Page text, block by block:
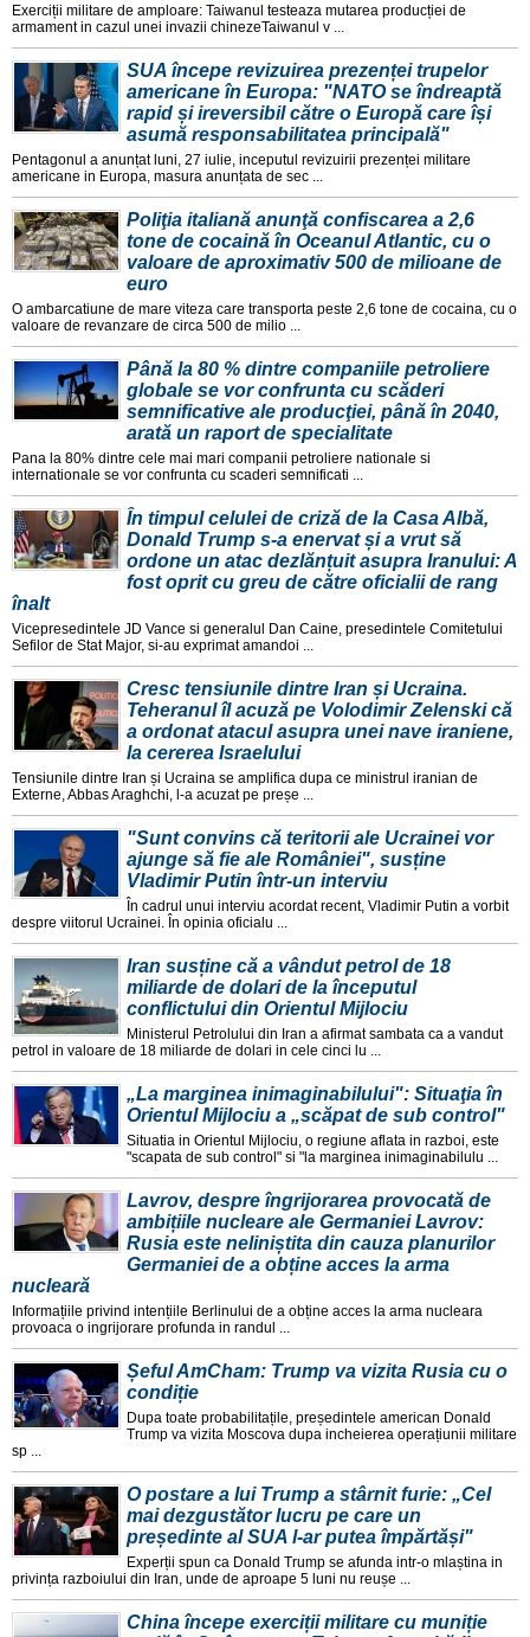
Exerciții militare de amploare: Taiwanul testeaza mutarea producției de
armament in cazul unei invazii chinezeTaiwanul v ...
SUA începe revizuirea prezenței trupelor
americane în Europa: "NATO se îndreaptă
rapid și ireversibil către o Europă care își
asumă responsabilitatea principală"
Pentagonul a anunțat luni, 27 iulie, inceputul revizuirii prezenței militare
americane in Europa, masura anunțata de sec ...
Poliţia italiană anunţă confiscarea a 2,6
tone de cocaină în Oceanul Atlantic, cu o
valoare de aproximativ 500 de milioane de
euro
O ambarcatiune de mare viteza care transporta peste 2,6 tone de cocaina, cu o
valoare de revanzare de circa 500 de milio ...
Până la 80 % dintre companiile petroliere
globale se vor confrunta cu scăderi
semnificative ale producţiei, până în 2040,
arată un raport de specialitate
Pana la 80% dintre cele mai mari companii petroliere nationale si
internationale se vor confrunta cu scaderi semnificati ...
În timpul celulei de criză de la Casa Albă,
Donald Trump s-a enervat și a vrut să
ordone un atac dezlănțuit asupra Iranului: A
fost oprit cu greu de către oficialii de rang
înalt
Vicepresedintele JD Vance si generalul Dan Caine, presedintele Comitetului
Sefilor de Stat Major, si-au exprimat amandoi ...
Cresc tensiunile dintre Iran și Ucraina.
Teheranul îl acuză pe Volodimir Zelenski că
a ordonat atacul asupra unei nave iraniene,
la cererea Israelului
Tensiunile dintre Iran și Ucraina se amplifica dupa ce ministrul iranian de
Externe, Abbas Araghchi, l-a acuzat pe preșe ...
"Sunt convins că teritorii ale Ucrainei vor
ajunge să fie ale României", susține
Vladimir Putin într-un interviu
În cadrul unui interviu acordat recent, Vladimir Putin a vorbit
despre viitorul Ucrainei. În opinia oficialu ...
Iran susține că a vândut petrol de 18
miliarde de dolari de la începutul
conflictului din Orientul Mijlociu
Ministerul Petrolului din Iran a afirmat sambata ca a vandut
petrol in valoare de 18 miliarde de dolari in cele cinci lu ...
„La marginea inimaginabilului": Situaţia în
Orientul Mijlociu a „scăpat de sub control"
Situatia in Orientul Mijlociu, o regiune aflata in razboi, este
"scapata de sub control" si "la marginea inimaginabilulu ...
Lavrov, despre îngrijorarea provocată de
ambițiile nucleare ale Germaniei Lavrov:
Rusia este neliniștita din cauza planurilor
Germaniei de a obține acces la arma
nucleară
Informațiile privind intențiile Berlinului de a obține acces la arma nucleara
provoaca o ingrijorare profunda in randul ...
Șeful AmCham: Trump va vizita Rusia cu o
condiție
Dupa toate probabilitațile, președintele american Donald
Trump va vizita Moscova dupa incheierea operațiunii militare
sp ...
O postare a lui Trump a stârnit furie: „Cel
mai dezgustător lucru pe care un
președinte al SUA l-ar putea împărtăși"
Experții spun ca Donald Trump se afunda intr-o mlaștina in
privința razboiului din Iran, unde de aproape 5 luni nu reușe ...
China începe exerciții militare cu muniție